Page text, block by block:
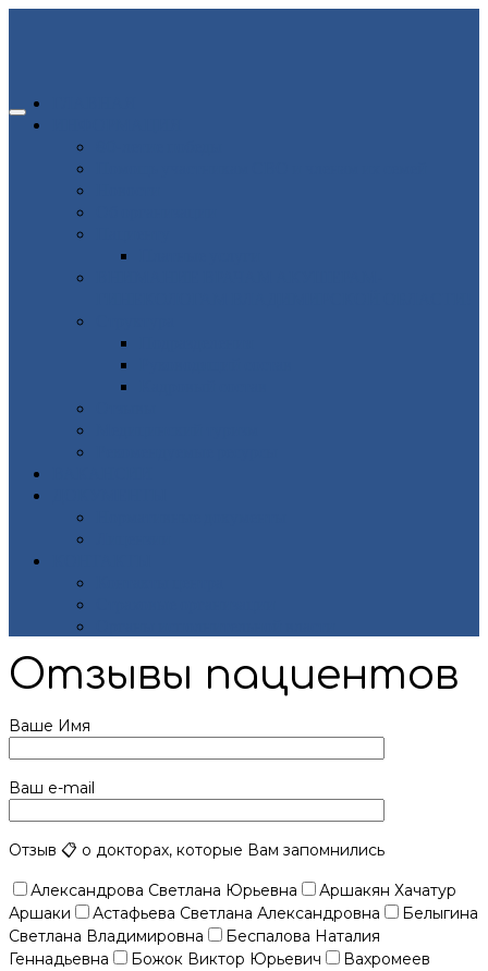
Отзывы пациентов
Ваше Имя
Ваш e-mail
Отзыв 📋 о докторах, которые Вам запомнились
Александрова Светлана Юрьевна
Аршакян Хачатур
Аршаки
Астафьева Светлана Александровна
Белыгина
Светлана Владимировна
Беспалова Наталия
Геннадьевна
Божок Виктор Юрьевич
Вахромеев